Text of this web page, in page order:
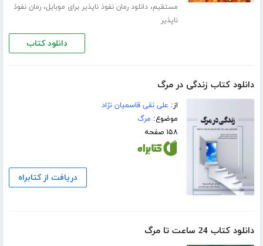
مستقیم،دانلود رمان نفوذ ناپذیر برای موبایل،رمان نفوذ
ناپذیر
دانلود کتاب
دانلود کتاب زندگی در مرگ
از: علی نقی قاسمیان نژاد
موضوع: مرگ
۱۵۸ صفحه
دریافت از کتابراه
دانلود کتاب 24 ساعت تا مرگ